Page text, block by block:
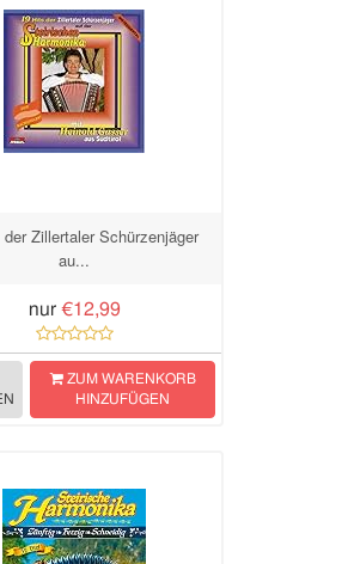
Zillertaler Schürzenjäger
au...
nur €12,99
ZUM WARENKORB
HINZUFÜGEN